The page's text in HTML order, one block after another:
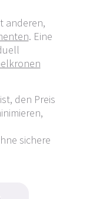
anderen,
. Eine
den Preis
sichere